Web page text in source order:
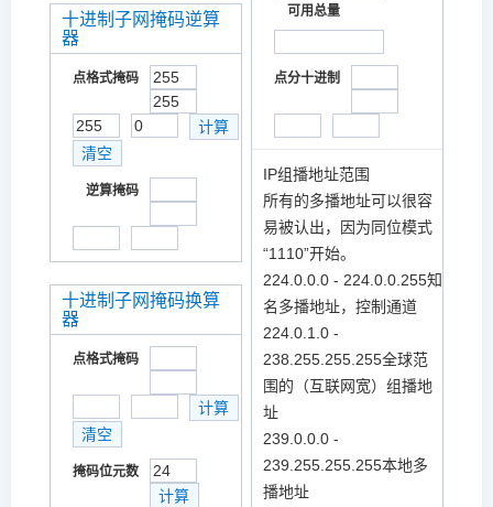
十进制子网掩码逆算
器
点格式掩码
逆算掩码
十进制子网掩码换算
器
点格式掩码
掩码位元数
可用总量
点分十进制
IP组播地址范围
所有的多播地址可以很容
易被认出，因为同位模式
“1110”开始。
224.0.0.0 - 224.0.0.255知
名多播地址，控制通道
224.0.1.0 -
238.255.255.255全球范
围的（互联网宽）组播地
址
239.0.0.0 -
239.255.255.255本地多
播地址